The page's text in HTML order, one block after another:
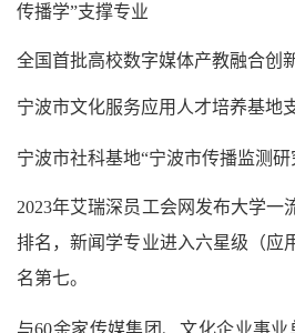
传播学”支撑专业
全国首批高校数字媒体产教融合创
宁波市文化服务应用人才培养基地
宁波市社科基地“宁波市传播监测
2023年艾瑞深员工会网发布大学一
排名，新闻学专业进入六星级（应
名第七。
与60余家传媒集团、文化企业事业